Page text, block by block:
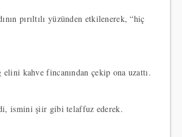
pırıltılı yüzünden etkilenerek, “hiç
elini kahve fincanından çekip ona uzattı.
ismini şiir gibi telaffuz ederek.